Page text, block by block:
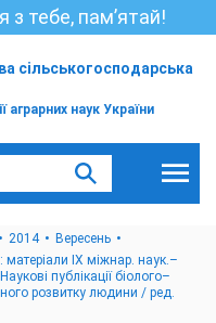
з тебе, пам’ятай!
сільськогосподарська
аграрних наук України
2014
Вересень
матеріали ІX міжнар. наук.–
публікації біолого–
розвитку людини / ред.